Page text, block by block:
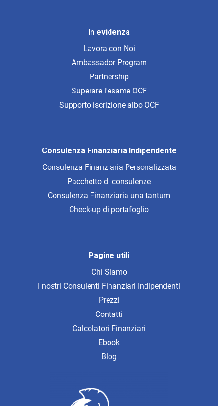
Pagine utili
Chi Siamo
I nostri Consulenti Finanziari Indipendenti
Prezzi
Contatti
Calcolatori Finanziari
Ebook
Blog
Consulenza Finanziaria Indipendente
Consulenza Finanziaria Personalizzata
Pacchetto di consulenze
Consulenza Finanziaria una tantum
Check-up di portafoglio
In evidenza
Lavora con Noi
Ambassador Program
Partnership
Superare l'esame OCF
Supporto iscrizione albo OCF